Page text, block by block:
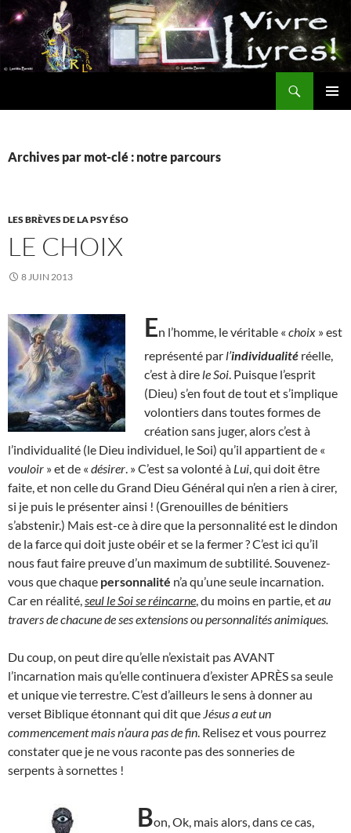
Aller
au
contenu
Archives par mot-clé : notre parcours
LES BRÈVES DE LA PSY ÉSO
LE CHOIX
8 JUIN 2013
En l’homme, le véritable « choix » est
représenté par l’individualité réelle,
c’est à dire le Soi . Puisque l’esprit
(Dieu) s’en fout de tout et s’implique
volontiers dans toutes formes de
création sans juger, alors c’est à
l’individualité (le Dieu individuel, le Soi) qu’il appartient de «
vouloir » et de « désirer . » C’est sa volonté à Lui , qui doit être
faite, et non celle du Grand Dieu Général qui n’en a rien à cirer,
si je puis le présenter ainsi ! (Grenouilles de bénitiers
s’abstenir.) Mais est-ce à dire que la personnalité est le dindon
de la farce qui doit juste obéir et se la fermer ? C’est ici qu’il
nous faut faire preuve d’un maximum de subtilité. Souvenez-
vous que chaque personnalité n’a qu’une seule incarnation.
Car en réalité, seul le Soi se réincarne , du moins en partie, etau
travers de chacune de ses extensions ou personnalités animiques.
Du coup, on peut dire qu’elle n’existait pas AVANT
l’incarnation mais qu’elle continuera d’exister APRÈS sa seule
et unique vie terrestre. C’est d’ailleurs le sens à donner au
verset Biblique étonnant qui dit que Jésus a eut un
commencement mais n’aura pas de fin . Relisez et vous pourrez
constater que je ne vous raconte pas des sonneries de
serpents à sornettes !
Bon, Ok, mais alors, dans ce cas,